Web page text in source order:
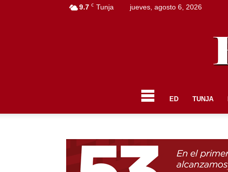
9.7 C Tunja jueves, agosto 6, 2026
ED TUNJA